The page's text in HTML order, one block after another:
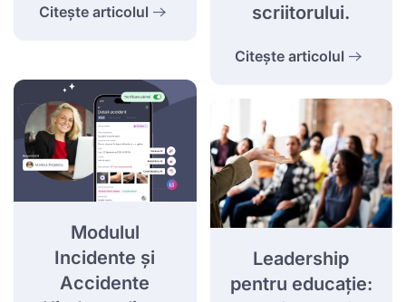
Citește articolul
scriitorului.
Citește articolul
Modulul
Incidente și
Accidente
Leadership
pentru educație: